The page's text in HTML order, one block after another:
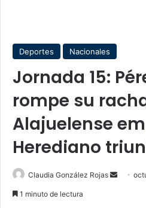
Deportes Nacionales
Jornada 15:
rompe su
Alajuelense
Herediano
Claudia González Rojas
Send
1 minuto de lectura